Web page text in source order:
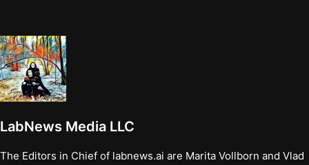
LabNews Media LLC
The Editors in Chief of labnews.ai are Marita Vollborn and Vlad